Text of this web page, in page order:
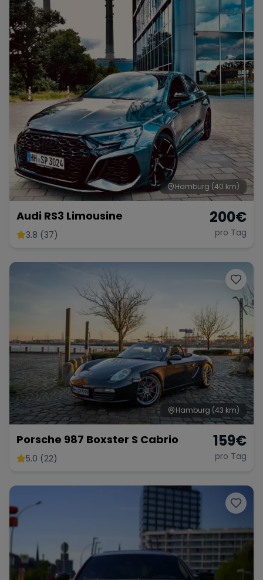
Hamburg (40 km)
Audi RS3 Limousine
3.8 (37)
200€
pro Tag
Hamburg (43 km)
Porsche 987 Boxster S Cabrio
5.0 (22)
159€
pro Tag